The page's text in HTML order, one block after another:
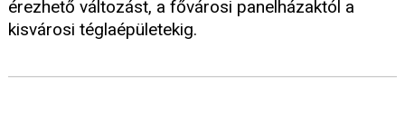
érezhető változást, a fővárosi panelházaktól a
kisvárosi téglaépületekig.